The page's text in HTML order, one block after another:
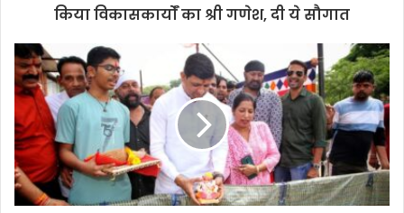
किया विकासकार्योंं का श्री गणेश, दी ये सौगात